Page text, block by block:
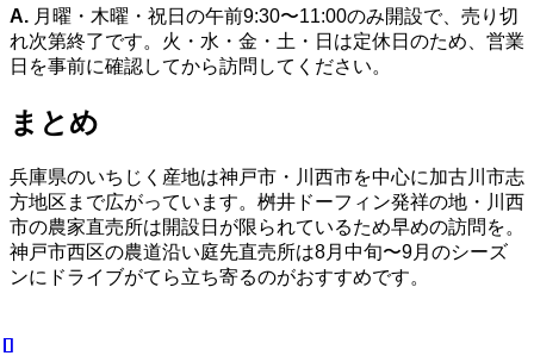
A. 月曜・木曜・祝日の午前9:30〜11:00のみ開設で、売り切
れ次第終了です。火・水・金・土・日は定休日のため、営業
日を事前に確認してから訪問してください。
まとめ
兵庫県のいちじく産地は神戸市・川西市を中心に加古川市志
方地区まで広がっています。桝井ドーフィン発祥の地・川西
市の農家直売所は開設日が限られているため早めの訪問を。
神戸市西区の農道沿い庭先直売所は8月中旬〜9月のシーズ
ンにドライブがてら立ち寄るのがおすすめです。